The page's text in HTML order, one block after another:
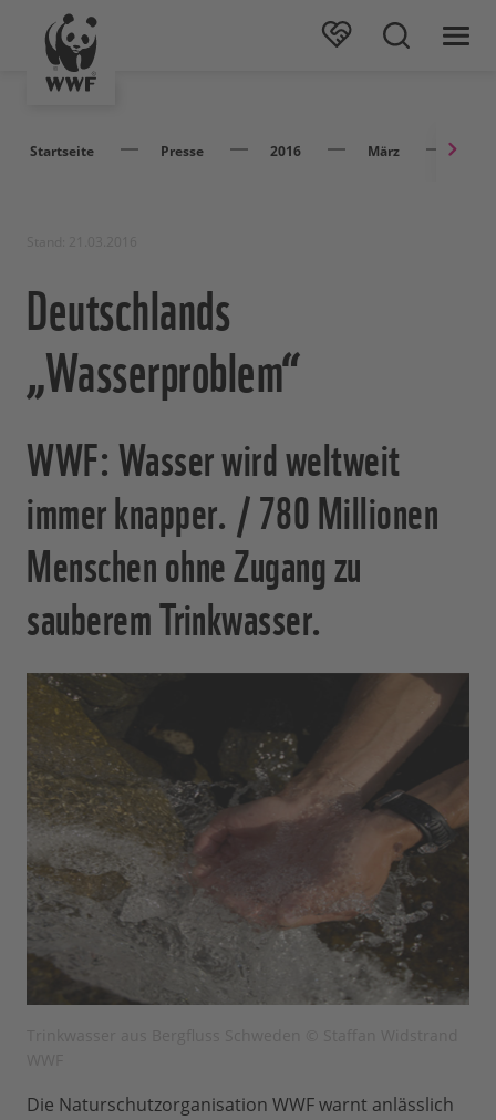
Startseite Presse 2016 März
Deutschlands
„Wasserproblem“
WWF: Wasser wird weltweit
immer knapper. / 780 Millionen
Menschen ohne Zugang zu
sauberem Trinkwasser.
Die Naturschutzorganisation WWF warnt anlässlich